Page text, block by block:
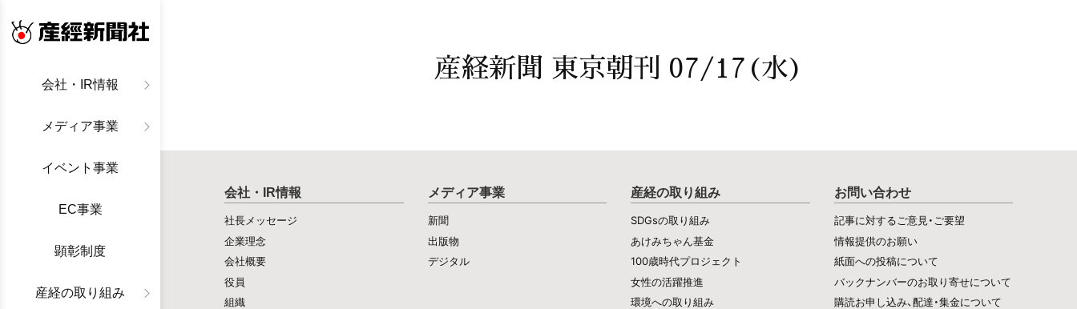
会社・IR情報
メディア事業
イベント事業
EC事業
顕彰制度
産経の取り組み
産経新聞 東京朝刊 07/17(水)
会社・IR情報
社長メッセージ
企業理念
会社概要
役員
組織
メディア事業
新聞
出版物
デジタル
産経の取り組み
SDGsの取り組み
あけみちゃん基金
100歳時代プロジェクト
女性の活躍推進
環境への取り組み
お問い合わせ
記事に対するご意見・ご要望
情報提供のお願い
紙面への投稿について
バックナンバーのお取り寄せについて
購読お申し込み、配達・集金について